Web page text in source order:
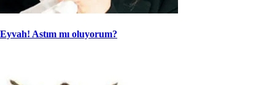
Eyvah! Astım mı oluyorum?